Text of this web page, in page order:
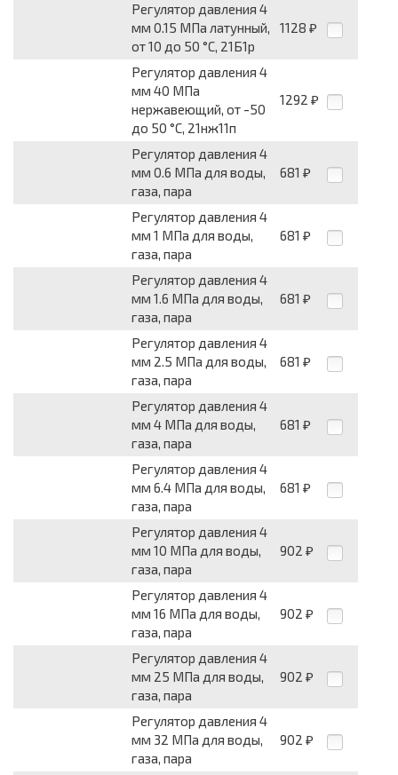
Регулятор давления 4
мм 0.15 МПа латунный,
от 10 до 50 °С, 21Б1р
1128 ₽
Регулятор давления 4
мм 40 МПа
нержавеющий, от -50
до 50 °С, 21нж11п
1292 ₽
Регулятор давления 4
мм 0.6 МПа для воды,
газа, пара
681 ₽
Регулятор давления 4
мм 1 МПа для воды,
газа, пара
681 ₽
Регулятор давления 4
мм 1.6 МПа для воды,
газа, пара
681 ₽
Регулятор давления 4
мм 2.5 МПа для воды,
газа, пара
681 ₽
Регулятор давления 4
мм 4 МПа для воды,
газа, пара
681 ₽
Регулятор давления 4
мм 6.4 МПа для воды,
газа, пара
681 ₽
Регулятор давления 4
мм 10 МПа для воды,
газа, пара
902 ₽
Регулятор давления 4
мм 16 МПа для воды,
газа, пара
902 ₽
Регулятор давления 4
мм 25 МПа для воды,
газа, пара
902 ₽
Регулятор давления 4
мм 32 МПа для воды,
газа, пара
902 ₽